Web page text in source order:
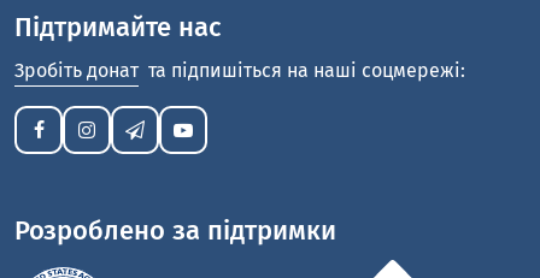
Підтримайте нас
Зробіть донат та підпишіться на наші соцмережі:
Розроблено за підтримки